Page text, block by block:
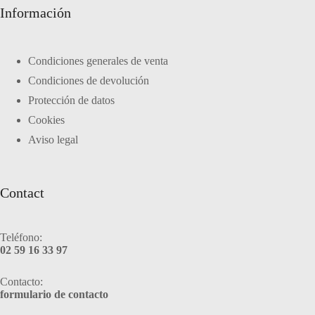
Información
Condiciones generales de venta
Condiciones de devolución
Protección de datos
Cookies
Aviso legal
Contact
Teléfono:
02 59 16 33 97
Contacto:
formulario de contacto